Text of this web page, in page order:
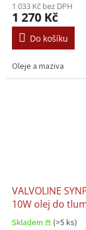
1 033 Kč bez DPH
1 270 Kč
Do košíku
Oleje a maziva
VALVOLINE
10W olej do
Syntetika
Skladem 𖠿 (>5 ks)